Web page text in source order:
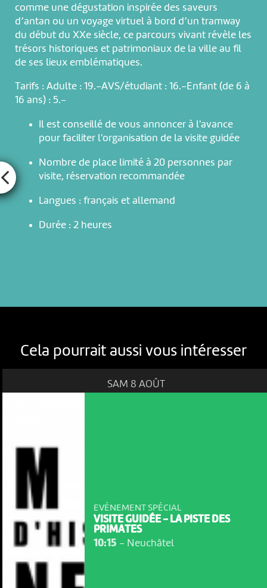
comme une dégustation inspirée des saveurs
d’antan ou un voyage virtuel à bord d’un tramway
du début du XXe siècle, ce parcours vivant révèle les
trésors historiques et patrimoniaux de la ville au fil
de ses lieux emblématiques.
Tarifs : Adulte : 19.-AVS/étudiant : 16.-Enfant (de 6 à
16 ans) : 5.-
Il est conseillé de vous annoncer à l'avance
pour faciliter l'organisation de la visite guidée
Nombre de place limité à 20 personnes par
visite, réservation recommandée
Langues : français et allemand
Durée : 2 heures
Cela pourrait aussi vous intéresser
SAM 8 AOÛT
EVÉNEMENT SPÉCIAL
VISITE GUIDÉE - LA PISTE DES
PRIMATES
10:15 - Neuchâtel